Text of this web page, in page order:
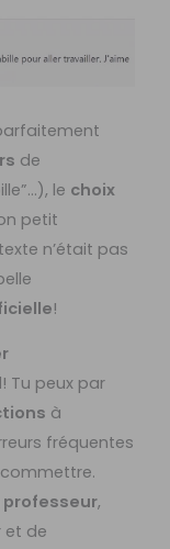
de
le choix
petit
n’était pas
!
! Tu peux par
à
fréquentes
professeur,
et de